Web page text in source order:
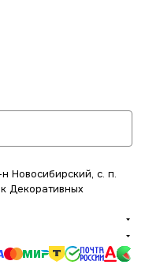
Новосибирский, с. п.
Декоративных